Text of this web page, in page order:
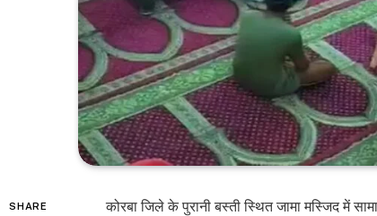
SHARE
कोरबा जिले के पुरानी बस्ती स्थित जामा मस्जिद में